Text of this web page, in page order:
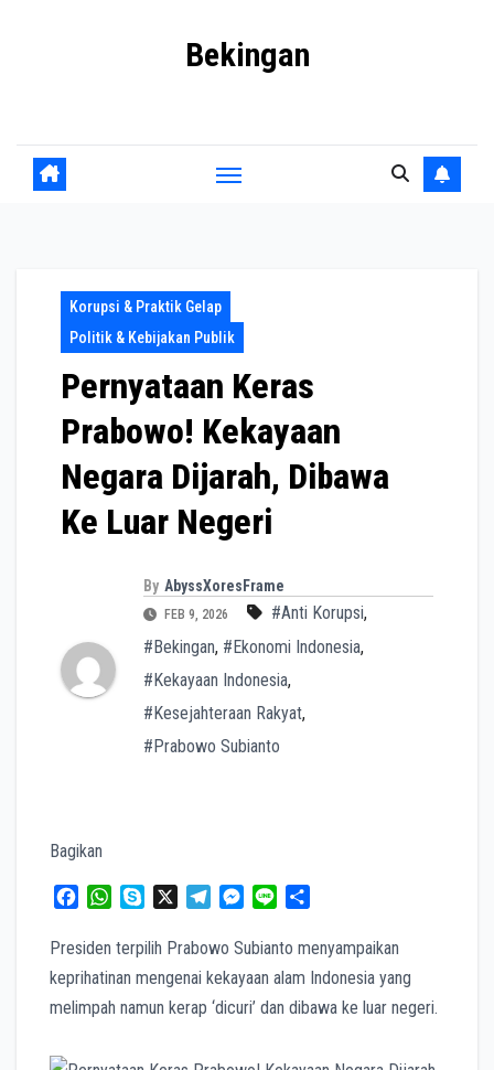
Bekingan
Korupsi & Praktik Gelap
Politik & Kebijakan Publik
Pernyataan Keras
Prabowo! Kekayaan
Negara Dijarah, Dibawa
Ke Luar Negeri
By AbyssXoresFrame
FEB 9, 2026 #Anti Korupsi,
#Bekingan, #Ekonomi Indonesia,
#Kekayaan Indonesia,
#Kesejahteraan Rakyat,
#Prabowo Subianto
Bagikan
c
e
o
k
W
a
A
p
y
l
r
m
M
s
n
e
n
e
a
r
Presiden terpilih Prabowo Subianto menyampaikan
keprihatinan mengenai kekayaan alam Indonesia yang
melimpah namun kerap ‘dicuri’ dan dibawa ke luar negeri.